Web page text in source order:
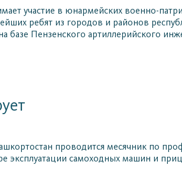
участие в юнармейских военно-
ребят из городов и районов
базе Пензенского артиллерийского
проводится месячник по
эксплуатации самоходных машин и